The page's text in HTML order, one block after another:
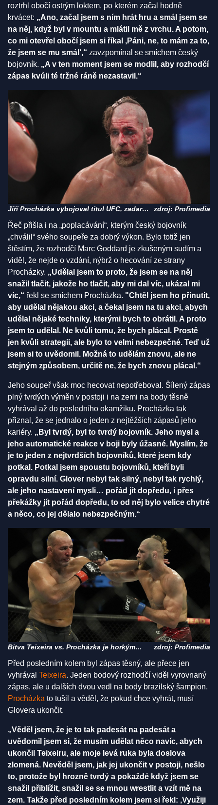
roztrhl obočí ostrým loktem, po kterém začal hodně
krvácet: „Ano, začal jsem s ním hrát hru a smál jsem se
na něj, když byl v mountu a mlátil mě z vrchu. A potom,
co mi otevřel obočí jsem si říkal ‚Páni, ne, to mám za to,
že jsem se mu smál‘,“ zavzpomínal se smíchem český
bojovník. „A v ten moment jsem se modlil, aby rozhodčí
zápas kvůli té tržné ráně nezastavil.“
Jiří Procházka vybojoval titul UFC, zadarmo
to ale nebylo
zdroj: Profimedia
Řeč přišla i na „poplacávání“, kterým český bojovník
„chválil“ svého soupeře za dobrý výkon. Bylo totiž jen
štěstím, že rozhodčí Marc Goddard je zkušeným sudím a
viděl, že nejde o vzdání, nýbrž o hecování ze strany
Procházky. „Udělal jsem to proto, že jsem se na něj
snažil tlačit, jakože ho tlačit, aby mi dal víc, ukázal mi
víc,“ řekl se smíchem Procházka. "Chtěl jsem ho přinutit,
aby udělal nějakou akci, a čekal jsem na tu akci, abych
udělal nějaké techniky, kterými bych to obrátil. A proto
jsem to udělal. Ne kvůli tomu, že bych plácal. Prostě
jen kvůli strategii, ale bylo to velmi nebezpečné. Teď už
jsem si to uvědomil. Možná to udělám znovu, ale ne
stejným způsobem, určitě ne, že bych znovu plácal.“
Jeho soupeř však moc hecovat nepotřeboval. Šílený zápas
plný tvrdých výměn v postoji i na zemi na body těsně
vyhrával až do posledního okamžiku. Procházka tak
přiznal, že se jednalo o jeden z nejtěžších zápasů jeho
kariéry. „Byl tvrdý, byl to tvrdý bojovník. Jeho mysl a
jeho automatické reakce v boji byly úžasné. Myslím, že
je to jeden z nejtvrdších bojovníků, které jsem kdy
potkal. Potkal jsem spoustu bojovníků, kteří byli
opravdu silní. Glover nebyl tak silný, nebyl tak rychlý,
ale jeho nastavení mysli… pořád jít dopředu, i přes
překážky jít pořád dopředu, to od něj bylo velice chytré
a něco, co jej dělalo nebezpečným.“
Bitva Teixeira vs. Procházka je horkým
zdroj: Profimedia
Před posledním kolem byl zápas těsný, ale přece jen
vyhrával Teixeira. Jeden bodový rozhodčí viděl vyrovnaný
zápas, ale u dalších dvou vedl na body brazilský šampion.
Procházka to tušil a věděl, že pokud chce vyhrát, musí
Glovera ukončit.
„Věděl jsem, že je to tak padesát na padesát a
uvědomil jsem si, že musím udělat něco navíc, abych
ukončil Teixeiru, ale moje levá ruka byla doslova
zlomená. Nevěděl jsem, jak jej ukončit v postoji, nešlo
to, protože byl hrozně tvrdý a pokaždé když jsem se
snažil přiblížit, snažil se se mnou wrestlit a vzít mě na
zem. Takže před posledním kolem jsem si řekl: ‚Využiji